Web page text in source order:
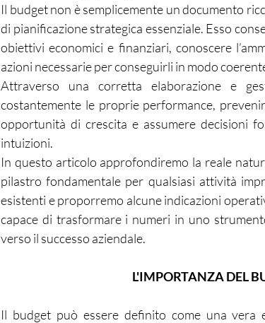
Il budget non è semplicemente un documento
di pianificazione strategica essenziale. Esso
obiettivi economici e finanziari, conoscere
azioni necessarie per conseguirli in modo
Attraverso una corretta elaborazione e
costantemente le proprie performance,
opportunità di crescita e assumere decisioni
intuizioni.
In questo articolo approfondiremo la reale
pilastro fondamentale per qualsiasi attività
esistenti e proporremo alcune indicazioni
capace di trasformare i numeri in uno
verso il successo aziendale.
L'IMPORTANZA DEL
Il budget può essere definito come una vera